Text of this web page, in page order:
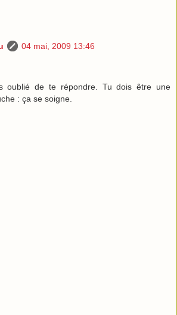
04 mai, 2009 13:46
oublié de te répondre. Tu dois être une
: ça se soigne.